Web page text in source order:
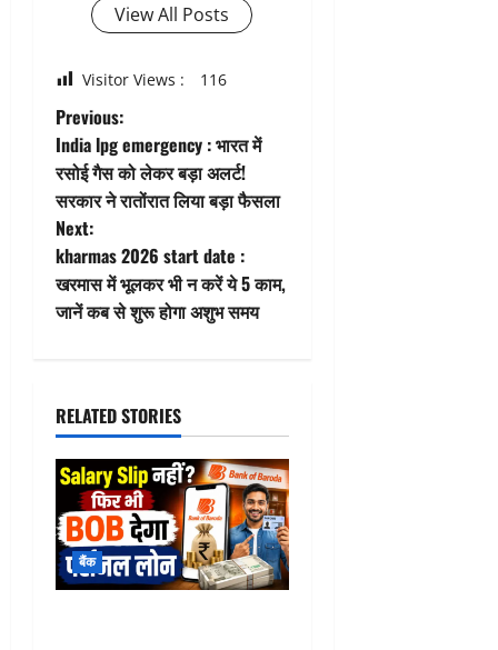
View All Posts
Visitor Views : 116
P
o
s
t
n
v
i
g
a
t
Previous:
India lpg emergency : भारत में
रसोई गैस को लेकर बड़ा अलर्ट!
सरकार ने रातोंरात लिया बड़ा फैसला
Next:
kharmas 2026 start date :
खरमास में भूलकर भी न करें ये 5 काम,
जानें कब से शुरू होगा अशुभ समय
RELATED STORIES
बैंक